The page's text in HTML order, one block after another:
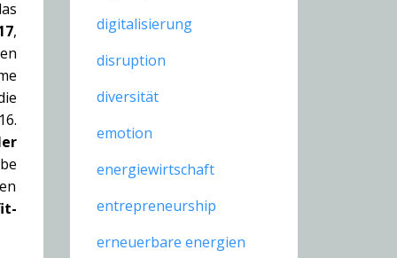
,
digitalisierung
disruption
diversität
emotion
energiewirtschaft
entrepreneurship
erneuerbare energien